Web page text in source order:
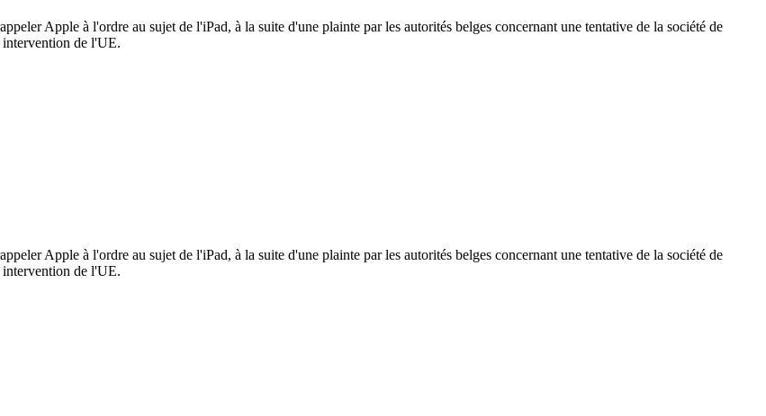
Apple à l'ordre au sujet de l'iPad, à la suite d'une plainte par les autorités belges concernant une tentative de la société de
intervention de l'UE.
Apple à l'ordre au sujet de l'iPad, à la suite d'une plainte par les autorités belges concernant une tentative de la société de
intervention de l'UE.